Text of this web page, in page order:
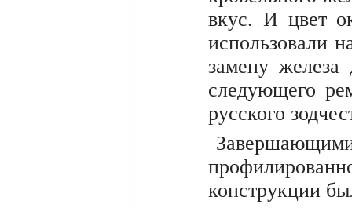
вкус. И цвет
использовали
замену
следующего
русского
конструкции